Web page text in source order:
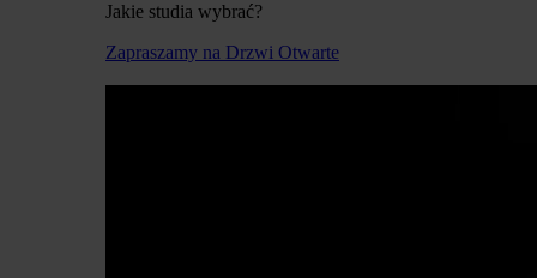
Jakie studia wybrać?
Zapraszamy na Drzwi Otwarte